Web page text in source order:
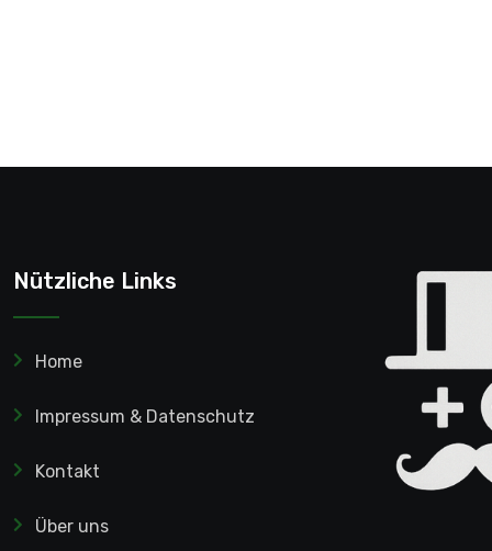
Nützliche Links
Home
Impressum & Datenschutz
Kontakt
Über uns